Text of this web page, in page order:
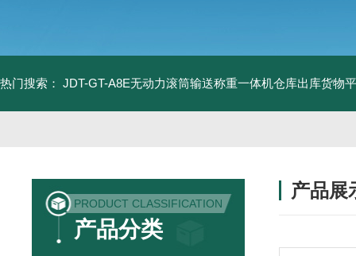
热门搜索： JDT-GT-A8E无动力滚筒输送称重一体机仓库出库货物
PRODUCT CLASSIFICATION
产品分类
产品展